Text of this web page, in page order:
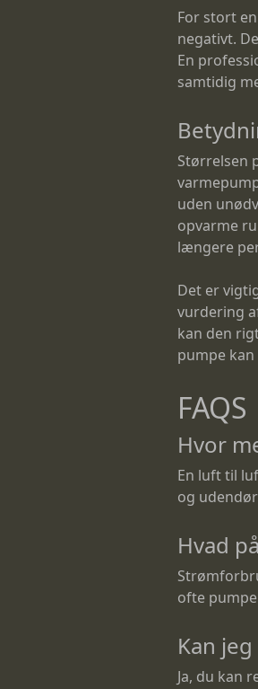
For stort
negativt.
En
samtidig
Størrelsen
uden
opvarme
længere
Det er
vurdering
kan den
pumpe
FAQS
Hvor
En luft til
og
Hvad
ofte
Kan
Ja, du kan